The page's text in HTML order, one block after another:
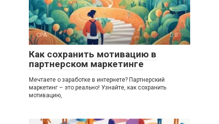
CPA 0
Как сохранить мотивацию в
партнерском маркетинге
Мечтаете о заработке в интернете? Партнерский
маркетинг – это реально! Узнайте, как сохранить
мотивацию,